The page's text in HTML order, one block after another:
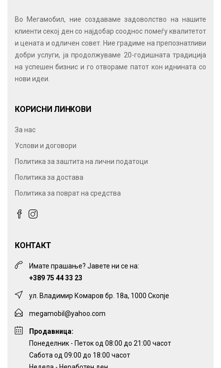
Во Мегамобил, ние создаваме задоволство на нашите
клиенти секој ден со најдобар сооднос помеѓу квалитетот
и цената и одличен совет. Ние градиме на препознатливи
добри услуги, ја продолжуваме 20-годишната традиција
на успешен бизнис и го отвораме патот кон иднината со
нови идеи.
КОРИСНИ ЛИНКОВИ
За нас
Услови и договори
Политика за заштита на лични податоци
Политика за достава
Политика за поврат на средства
КОНТАКТ
Имате прашање? Јавете ни се на:
+389 75 44 33 23
ул. Владимир Комаров бр. 18а, 1000 Скопје
megamobil@yahoo.com
Продавница:
Понеделник - Петок од 08:00 до 21:00 часот
Сабота од 09:00 до 18:00 часот